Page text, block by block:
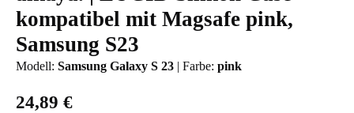
kompatibel mit Magsafe pink,
Samsung S23
Modell: Samsung Galaxy S 23 | Farbe: pink
24,89 €